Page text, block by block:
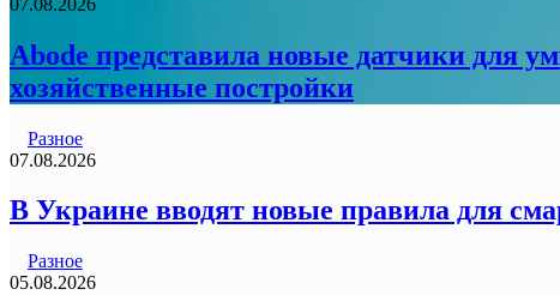
Abode представила новые датчики для
хозяйственные постройки
Разное
07.08.2026
В Украине вводят новые правила для
Разное
05.08.2026